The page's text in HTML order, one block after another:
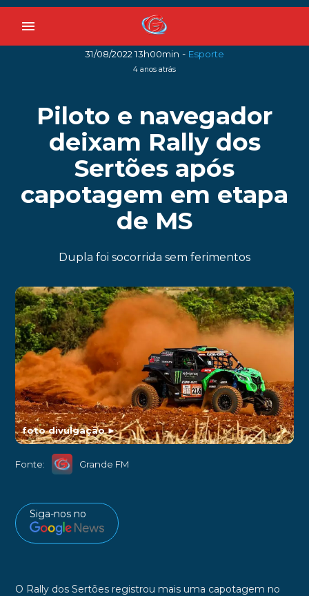
menu
31/08/2022 13h00min - Esporte
4 anos atrás
Piloto e navegador
deixam Rally dos
Sertões após
capotagem em etapa
de MS
Dupla foi socorrida sem ferimentos
foto divulgação►
Fonte: Grande FM
Siga-nos no
O Rally dos Sertões registrou mais uma capotagem no